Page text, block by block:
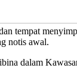
tempat
notis awal.
dalam